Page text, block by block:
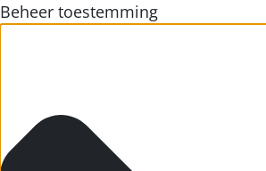
Beheer toestemming